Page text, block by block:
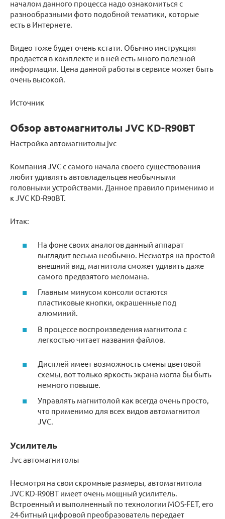
началом данного процесса надо ознакомиться с
разнообразными фото подобной тематики, которые
есть в Интернете.
Видео тоже будет очень кстати. Обычно инструкция
продается в комплекте и в ней есть много полезной
информации. Цена данной работы в сервисе может быть
очень высокой.
Источник
Обзор автомагнитолы JVC KD-R90BT
Настройка автомагнитолы jvc
Компания JVC с самого начала своего существования
любит удивлять автовладельцев необычными
головными устройствами. Данное правило применимо и
к JVC KD-R90BT.
Итак:
На фоне своих аналогов данный аппарат
выглядит весьма необычно. Несмотря на простой
внешний вид, магнитола сможет удивить даже
самого предвзятого меломана.
Главным минусом консоли остаются
пластиковые кнопки, окрашенные под
алюминий.
В процессе воспроизведения магнитола с
легкостью читает названия файлов.
Дисплей имеет возможность смены цветовой
схемы, вот только яркость экрана могла бы быть
немного повыше.
Управлять магнитолой как всегда очень просто,
что применимо для всех видов автомагнитол
JVC.
Усилитель
Jvc автомагнитолы
Несмотря на свои скромные размеры, автомагнитола
JVC KD-R90BT имеет очень мощный усилитель.
Встроенный и выполненный по технологии MOS-FET, его
24-битный цифровой преобразователь передает